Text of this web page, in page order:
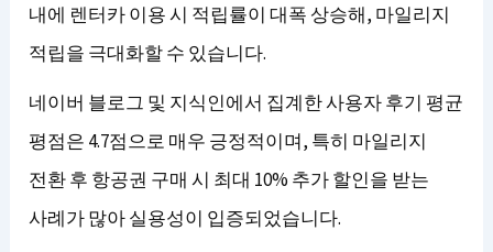
내에 렌터카 이용 시 적립률이 대폭 상승해, 마일리지
적립을 극대화할 수 있습니다.
네이버 블로그 및 지식인에서 집계한 사용자 후기 평균
평점은 4.7점으로 매우 긍정적이며, 특히 마일리지
전환 후 항공권 구매 시 최대 10% 추가 할인을 받는
사례가 많아 실용성이 입증되었습니다.